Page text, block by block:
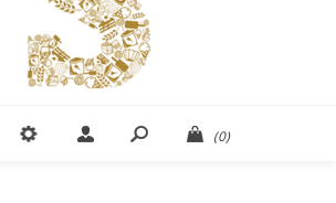
(0)